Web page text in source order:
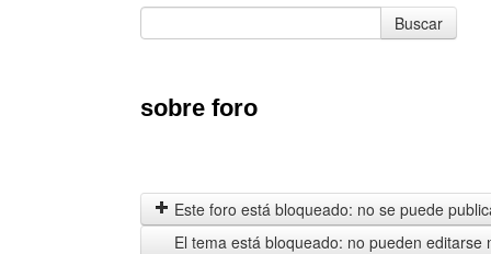
Búsqueda en el Foro
Buscar
sobre foro
Este foro está bloqueado: no se puede
El tema está bloqueado: no pueden editarse